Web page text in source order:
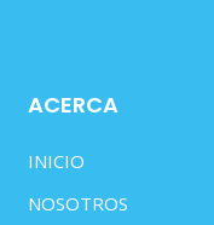
ACERCA
INICIO
NOSOTROS